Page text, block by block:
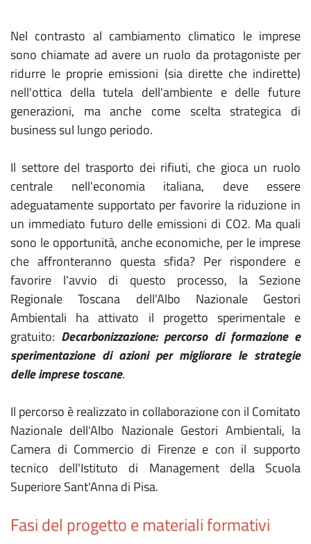
Nel contrasto al cambiamento climatico le imprese
sono chiamate ad avere un ruolo da protagoniste per
ridurre le proprie emissioni (sia dirette che indirette)
nell'ottica della tutela dell'ambiente e delle future
generazioni, ma anche come scelta strategica di
business sul lungo periodo.
Il settore del trasporto dei rifiuti, che gioca un ruolo
centrale nell'economia italiana, deve essere
adeguatamente supportato per favorire la riduzione in
un immediato futuro delle emissioni di CO2. Ma quali
sono le opportunità, anche economiche, per le imprese
che affronteranno questa sfida? Per rispondere e
favorire l'avvio di questo processo, la Sezione
Regionale Toscana dell'Albo Nazionale Gestori
Ambientali ha attivato il progetto sperimentale e
gratuito: Decarbonizzazione: percorso di formazione e
sperimentazione di azioni per migliorare le strategie
delle imprese toscane.
Il percorso è realizzato in collaborazione con il Comitato
Nazionale dell'Albo Nazionale Gestori Ambientali, la
Camera di Commercio di Firenze e con il supporto
tecnico dell'Istituto di Management della Scuola
Superiore Sant'Anna di Pisa.
Fasi del progetto e materiali formativi